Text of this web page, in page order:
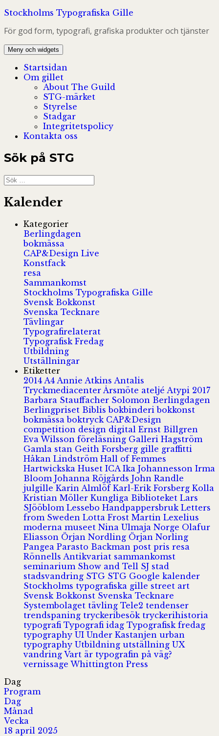
Hoppa
innehåll
Stockholms Typografiska Gille
För god form, typografi, grafiska produkter och tjänster
Meny och widgets
Startsidan
Om gillet
About The Guild
STG-märket
Styrelse
Stadgar
Integritetspolicy
Kontakta oss
Sök på STG
Sök
efter:
Kalender
Kategorier
Berlingdagen
bokmässa
CAP&Design Live
Konstfack
resa
Sammankomst
Stockholms Typografiska Gille
Svensk Bokkonst
Svenska Tecknare
Tävlingar
Typografirelaterat
Typografisk Fredag
Utbildning
Utställningar
Etiketter
2014 A4 Annie Atkins Antalis
Tryckmediacenter Årsmöte ateljé Atypi 2017
Barbara Stauffacher Solomon Berlingdagen
Berlingpriset Biblisbokbinderibokkonst
bokmässaboktryck CAP&Design
competition design digital Ernst Billgren
Eva Wilsson föreläsning Galleri Hagström
Gamla stan Geith Forsberg gille graffitti
Håkan Lindström Hall of Femmes
Hartwickska Huset ICA Ika Johannesson Irma
Bloom Johanna Röjgårds John Randle
julgille Karin Almlöf Karl-Erik Forsberg Kolla
Kristian Möller Kungliga Biblioteket Lars
SJööblom Lessebo Handpappersbruk Letters
from Sweden Lotta Frost Martin Lexelius
moderna museet Nina Ulmaja Norge Olafur
Eliasson Örjan Nordling Örjan Norling
Pangea Parasto Backman post pris resa
Rönnells Antikvariat sammankomst
seminarium Show and Tell SJ stad
stadsvandring STG STG Google kalender
Stockholms typografiska gille street art
Svensk Bokkonst Svenska Tecknare
Systembolaget tävling Tele2 tendenser
trendspaning tryckeribesök tryckerihistoria
typografi Typografi idag Typografisk fredag
typography UI Under Kastanjen urban
typography Utbildning utställning UX
vandring Vart är typografin på väg?
vernissage Whittington Press
Dag
Program
Dag
Månad
Vecka
18 april 2025